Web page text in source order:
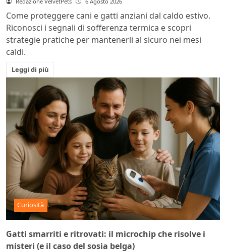
Come proteggere cani e gatti anziani dal caldo estivo.
Riconosci i segnali di sofferenza termica e scopri
strategie pratiche per mantenerli al sicuro nei mesi
caldi.
Leggi di più
Curiosità
Gatti smarriti e ritrovati: il microchip che risolve i
misteri (e il caso del sosia belga)